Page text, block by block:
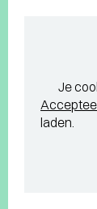
Je
laden.